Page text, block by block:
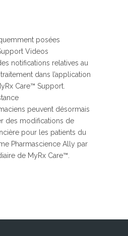
posées
Videos
notifications relatives au
dans l’application
Care™ Support.
peuvent désormais
des modifications de
pour les patients du
Pharmascience Ally par
de MyRx Care™.